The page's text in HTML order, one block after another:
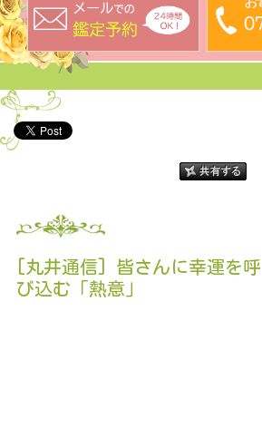
[丸井通信] 皆さんに幸運を呼
び込む「熱意」